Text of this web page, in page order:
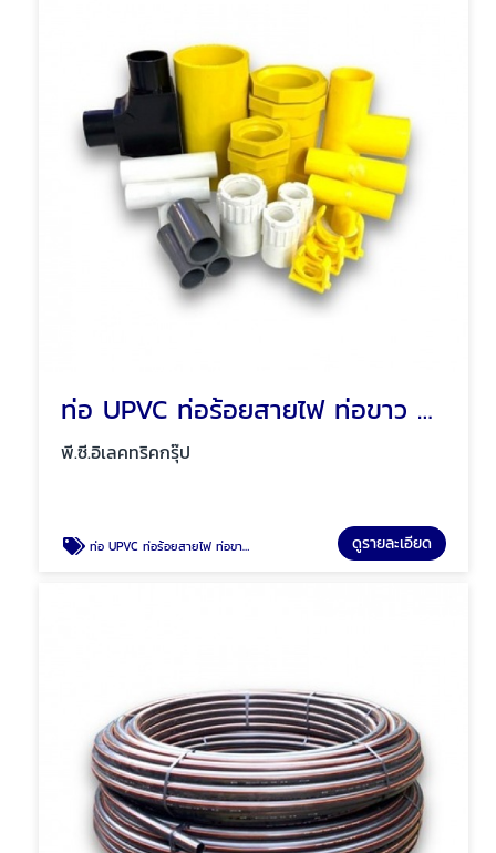
ท่อ UPVC ท่อร้อยสายไฟ ท่อขาว ท่อเหลือง พัทยา ชลบุรี
พี.ซี.อิเลคทริคกรุ๊ป
ท่อ UPVC ท่อร้อยสายไฟ ท่อขาว ท่อเหลือง พัทยา ชลบุรี ดูรายละเอียด